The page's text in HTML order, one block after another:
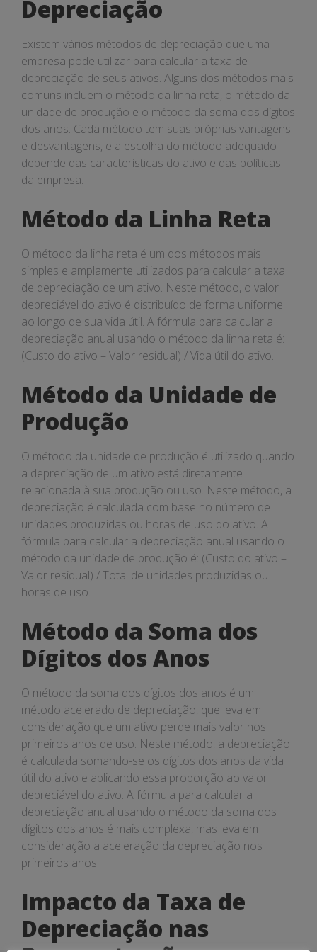
Depreciação
Existem vários métodos de depreciação que uma
empresa pode utilizar para calcular a taxa de
depreciação de seus ativos. Alguns dos métodos mais
comuns incluem o método da linha reta, o método da
unidade de produção e o método da soma dos dígitos
dos anos. Cada método tem suas próprias vantagens
e desvantagens, e a escolha do método adequado
depende das características do ativo e das políticas
da empresa.
Método da Linha Reta
O método da linha reta é um dos métodos mais
simples e amplamente utilizados para calcular a taxa
de depreciação de um ativo. Neste método, o valor
depreciável do ativo é distribuído de forma uniforme
ao longo de sua vida útil. A fórmula para calcular a
depreciação anual usando o método da linha reta é:
(Custo do ativo – Valor residual) / Vida útil do ativo.
Método da Unidade de
Produção
O método da unidade de produção é utilizado quando
a depreciação de um ativo está diretamente
relacionada à sua produção ou uso. Neste método, a
depreciação é calculada com base no número de
unidades produzidas ou horas de uso do ativo. A
fórmula para calcular a depreciação anual usando o
método da unidade de produção é: (Custo do ativo –
Valor residual) / Total de unidades produzidas ou
horas de uso.
Método da Soma dos
Dígitos dos Anos
O método da soma dos dígitos dos anos é um
método acelerado de depreciação, que leva em
consideração que um ativo perde mais valor nos
primeiros anos de uso. Neste método, a depreciação
é calculada somando-se os dígitos dos anos da vida
útil do ativo e aplicando essa proporção ao valor
depreciável do ativo. A fórmula para calcular a
depreciação anual usando o método da soma dos
dígitos dos anos é mais complexa, mas leva em
consideração a aceleração da depreciação nos
primeiros anos.
Impacto da Taxa de
Depreciação nas